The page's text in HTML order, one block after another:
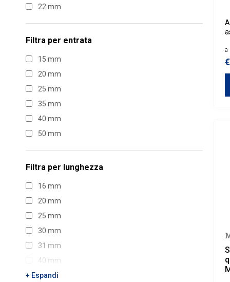
22 mm
Filtra per entrata
15 mm
20 mm
25 mm
35 mm
40 mm
50 mm
Filtra per lunghezza
16 mm
20 mm
25 mm
30 mm
31 mm
40 mm
1000 mm
+ Espandi
a